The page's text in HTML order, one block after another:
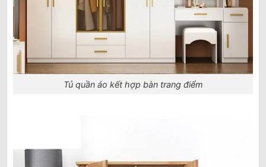
Tủ quần áo kết hợp bàn trang điểm